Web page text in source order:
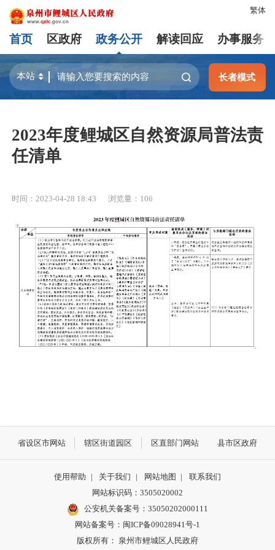
繁体
首页 区政府 政务公开 解读回应 办事服务
长者模式
2023年度鲤城区自然资源局普法责
任清单
时间：2023-04-28 18:43 浏览量： 106
省设区市网站 辖区街道园区 区直部门网站 县市区政府
使用帮助 | 关于我们 | 网站地图 |
联系我们
网站标识码：3505020002
公安机关备案号：35050202000111
网站备案号：闽ICP备09028941号-1
版权所有： 泉州市鲤城区人民政府